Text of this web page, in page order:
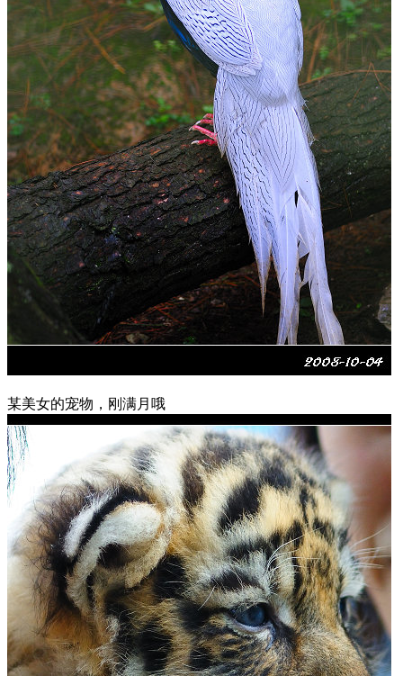
某美女的宠物，刚满月哦